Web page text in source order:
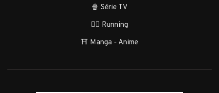
🍿 Série TV
🏃‍♂️ Running
⛩️ Manga - Anime